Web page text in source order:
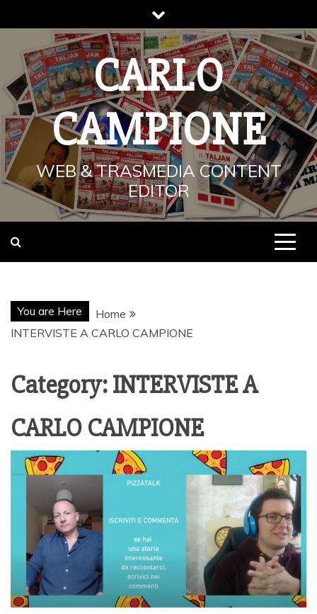
to
content
CARLO
CAMPIONE
WEB & TRASMEDIA CONTENT
EDITOR
You are Here
Home
INTERVISTE A CARLO CAMPIONE
Category:INTERVISTE A
CARLO CAMPIONE